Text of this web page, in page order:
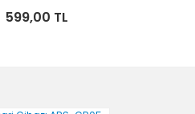
599,00 TL